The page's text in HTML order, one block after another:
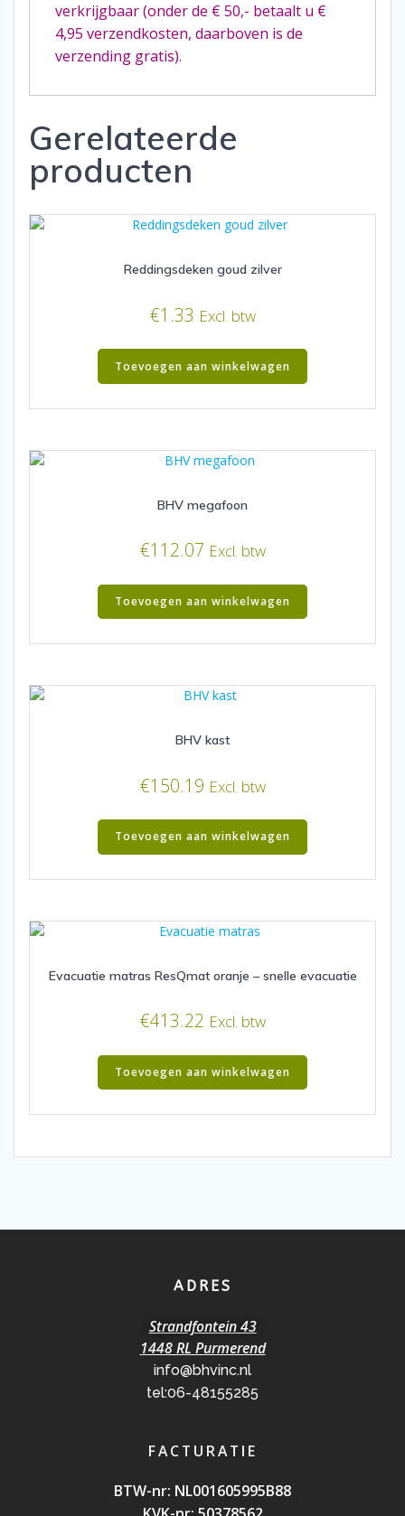
verkrijgbaar (onder de € 50,- betaalt u €
4,95 verzendkosten, daarboven is de
verzending gratis).
Gerelateerde
producten
Reddingsdeken goud zilver
€1.33 Excl. btw
Toevoegen aan winkelwagen
BHV megafoon
€112.07 Excl. btw
Toevoegen aan winkelwagen
BHV kast
€150.19 Excl. btw
Toevoegen aan winkelwagen
Evacuatie matras ResQmat oranje – snelle evacuatie
€413.22 Excl. btw
Toevoegen aan winkelwagen
ADRES
Strandfontein 43
1448 RL Purmerend
info@bhvinc.nl
tel:06-48155285
FACTURATIE
BTW-nr: NL001605995B88